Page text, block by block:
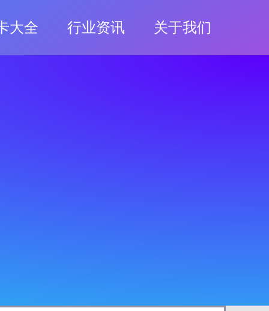
大全 行业资讯 关于我们